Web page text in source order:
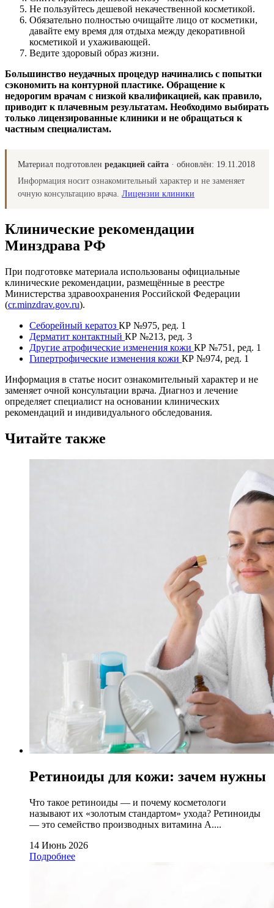
Не пользуйтесь дешевой некачественной косметикой.
Обязательно полностью очищайте лицо от косметики,
давайте ему время для отдыха между декоративной
косметикой и ухаживающей.
Ведите здоровый образ жизни.
Большинство неудачных процедур начинались с попытки
сэкономить на контурной пластике. Обращение к
недорогим врачам с низкой квалификацией, как правило,
приводит к плачевным результатам. Необходимо выбирать
только лицензированные клиники и не обращаться к
частным специалистам.
Материал подготовлен редакцией сайта · обновлён: 19.11.2018
Информация носит ознакомительный характер и не заменяет
очную консультацию врача. Лицензии клиники
Клинические рекомендации
Минздрава РФ
При подготовке материала использованы официальные
клинические рекомендации, размещённые в реестре
Министерства здравоохранения Российской Федерации
(cr.minzdrav.gov.ru).
Себорейный кератоз КР №975, ред. 1
Дерматит контактный КР №213, ред. 3
Другие атрофические изменения кожи КР №751, ред. 1
Гипертрофические изменения кожи КР №974, ред. 1
Информация в статье носит ознакомительный характер и не
заменяет очной консультации врача. Диагноз и лечение
определяет специалист на основании клинических
рекомендаций и индивидуального обследования.
Читайте также
Ретиноиды для кожи: зачем нужны
Что такое ретиноиды — и почему косметологи
называют их «золотым стандартом» ухода? Ретиноиды
— это семейство производных витамина А....
14 Июнь 2026
Подробнее